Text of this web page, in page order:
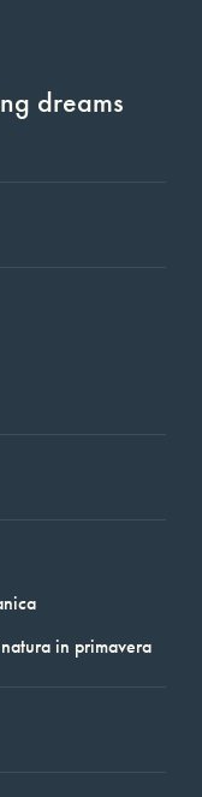
dreams
in primavera